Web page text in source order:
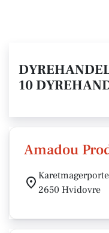
10
Amadou
2650 Hvidovre